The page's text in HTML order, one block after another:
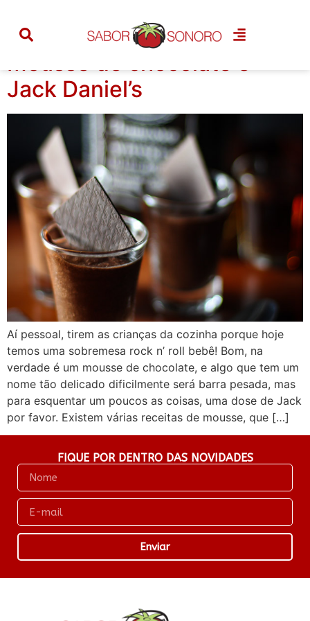
Tag: jack daniels
Mousse de chocolate e
Jack Daniel’s
Aí pessoal, tirem as crianças da cozinha porque hoje
temos uma sobremesa rock n’ roll bebê! Bom, na
verdade é um mousse de chocolate, e algo que tem um
nome tão delicado dificilmente será barra pesada, mas
para esquentar um poucos as coisas, uma dose de Jack
por favor. Existem várias receitas de mousse, que […]
FIQUE POR DENTRO DAS NOVIDADES
Enviar